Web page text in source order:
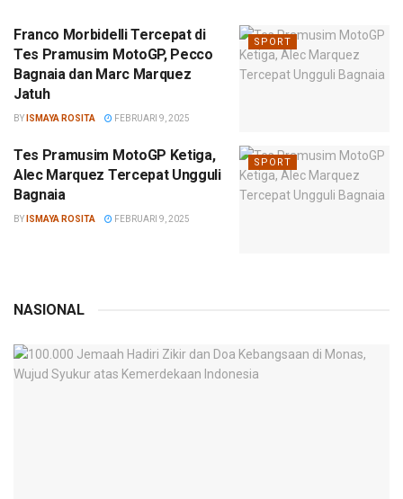
SPORT
Franco Morbidelli Tercepat di
Tes Pramusim MotoGP, Pecco
Bagnaia dan Marc Marquez
Jatuh
BY ISMAYA ROSITA FEBRUARI 9, 2025
SPORT
Tes Pramusim MotoGP Ketiga,
Alec Marquez Tercepat Ungguli
Bagnaia
BY ISMAYA ROSITA FEBRUARI 9, 2025
NASIONAL